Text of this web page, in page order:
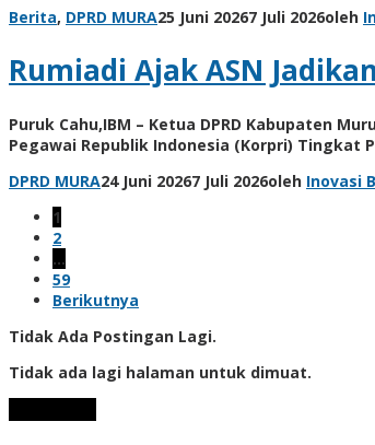
Berita, DPRD MURA25 Juni 20267 Juli 2026oleh
Rumiadi Ajak ASN
Puruk Cahu,IBM – Ketua DPRD Kabupaten
Pegawai Republik Indonesia (Korpri) Tingkat
DPRD MURA24 Juni 20267 Juli 2026oleh Inovasi
1
2
…
59
Berikutnya
Tidak Ada Postingan Lagi.
Tidak ada lagi halaman untuk dimuat.